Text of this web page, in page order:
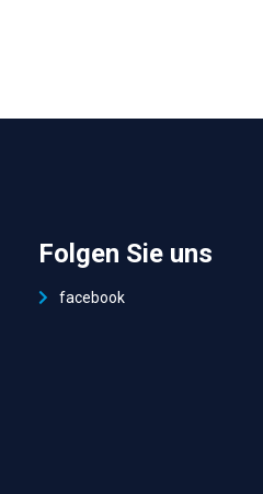
Folgen Sie uns
facebook